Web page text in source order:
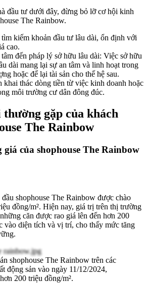
đầu tư dưới đây, đừng bỏ lỡ cơ hội kinh
The Rainbow.
kiếm khoản đầu tư lâu dài, ổn định với
cao.
đến pháp lý sở hữu lâu dài: Việc sở hữu
dài mang lại sự an tâm và linh hoạt trong
hoặc để lại tài sản cho thế hệ sau.
khai thác dòng tiền từ việc kinh doanh hoặc
môi trường cư dân đông đúc.
gặp của khách
The Rainbow
giá của shophouse The Rainbow
shophouse The Rainbow được chào
đồng/m². Hiện nay, giá trị trên thị trường
căn được rao giá lên đến hơn 200
vào diện tích và vị trí, cho thấy mức tăng
shophouse The Rainbow trên các
động sản vào ngày 11/12/2024,
200 triệu đồng/m².